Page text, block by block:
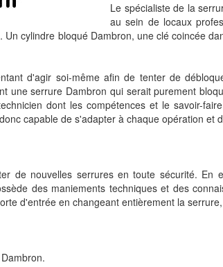
Le spécialiste de la
au sein de locaux
cylindre bloqué Dambron, une clé coincée
d'agir soi-même afin de tenter de
une serrure Dambron qui serait purement
dont les compétences et le savoir-
capable de s'adapter à chaque opération et
de nouvelles serrures en toute sécurité. En
des maniements techniques et des
d'entrée en changeant entièrement la